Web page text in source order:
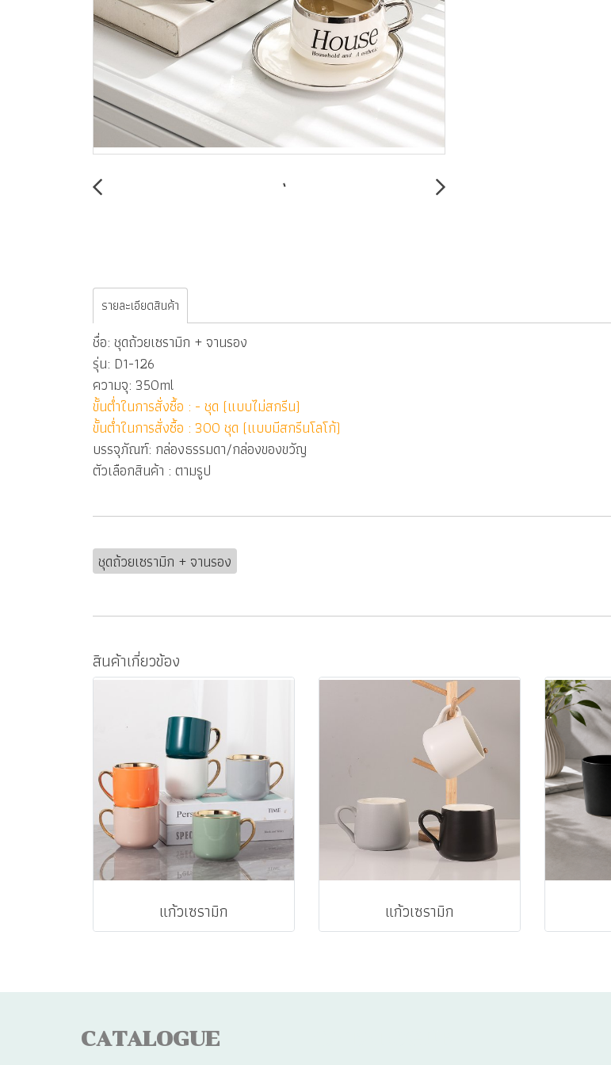
รายละเอียดสินค้า
ชื่อ: ชุดถ้วยเซรามิก + จานรอง
รุ่น: D1-126
ความจุ: 350ml
ขั้นต่ำในการสั่งซื้อ : - ชุด (แบบไม่สกรีน)
ขั้นต่ำในการสั่งซื้อ : 300 ชุด (แบบมีสกรีนโลโก้)
บรรจุภัณฑ์: กล่องธรรมดา/กล่องของขวัญ
ตัวเลือกสินค้า : ตามรูป
ชุดถ้วยเซรามิก + จานรอง
สินค้าเกี่ยวข้อง
แก้วเซรามิก แก้วเซรามิก
CATALOGUE